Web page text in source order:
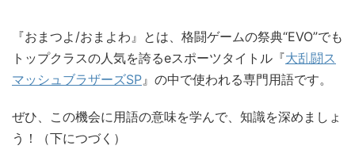
『おまつよ/おまよわ』とは、格闘ゲームの祭典“EVO”でも
トップクラスの人気を誇るeスポーツタイトル『大乱闘ス
マッシュブラザーズSP 』の中で使われる専門用語です。
ぜひ、この機会に用語の意味を学んで、知識を深めましょ
う！（下につづく）